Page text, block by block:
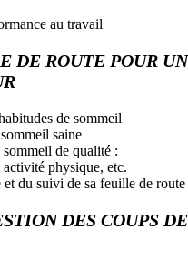
au travail
DE ROUTE POUR UN
de sommeil
saine
de qualité :
physique, etc.
et du suivi de sa feuille de route
DES COUPS DE